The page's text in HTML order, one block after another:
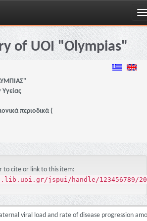
of UOI "Olympias"
περιοδικά (
to cite or link to this item:
jspui/handle/123456789/
viral load and rate of disease progression